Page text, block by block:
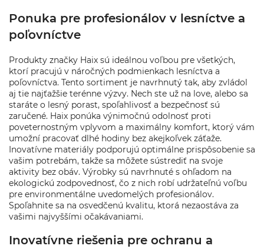
Ponuka pre profesionálov v lesníctve a
poľovníctve
Produkty značky Haix sú ideálnou voľbou pre všetkých,
ktorí pracujú v náročných podmienkach lesníctva a
poľovníctva. Tento sortiment je navrhnutý tak, aby zvládol
aj tie najťažšie terénne výzvy. Nech ste už na love, alebo sa
staráte o lesný porast, spoľahlivosť a bezpečnosť sú
zaručené. Haix ponúka výnimočnú odolnosť proti
poveternostným vplyvom a maximálny komfort, ktorý vám
umožní pracovať dlhé hodiny bez akejkoľvek záťaže.
Inovatívne materiály podporujú optimálne prispôsobenie sa
vašim potrebám, takže sa môžete sústrediť na svoje
aktivity bez obáv. Výrobky sú navrhnuté s ohľadom na
ekologickú zodpovednosť, čo z nich robí udržateľnú voľbu
pre environmentálne uvedomelých profesionálov.
Spoľahnite sa na osvedčenú kvalitu, ktorá nezaostáva za
vašimi najvyššími očakávaniami.
Inovatívne riešenia pre ochranu a